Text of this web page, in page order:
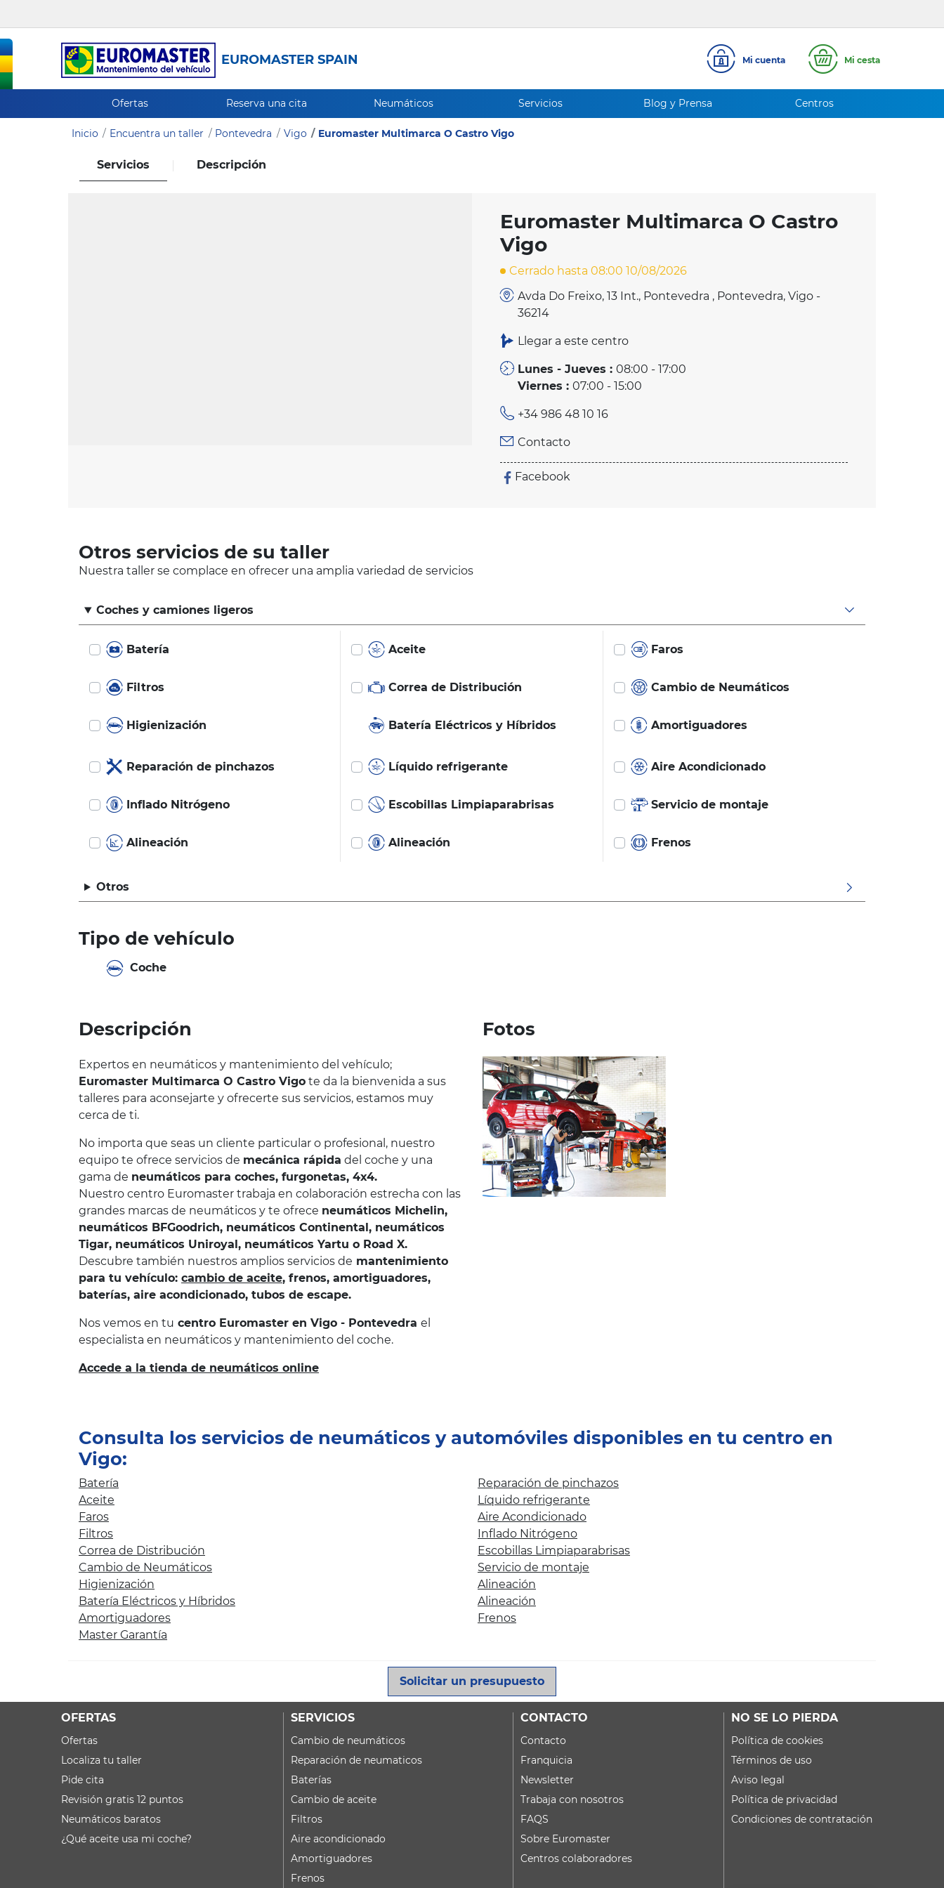
EUROMASTER SPAIN Mi cuenta Mi cesta
Ofertas Reserva una cita Neumáticos Servicios Blog y Prensa Centros
Inicio Encuentra un taller Pontevedra Vigo Euromaster Multimarca O Castro Vigo
Servicios Descripción
Euromaster Multimarca O Castro
Vigo
Cerrado hasta 08:00 10/08/2026
Avda Do Freixo, 13 Int., Pontevedra , Pontevedra, Vigo -
36214
Llegar a este centro
Lunes - Jueves :08:00 - 17:00
Viernes :07:00 - 15:00
+34 986 48 10 16
Contacto
Facebook
Otros servicios de su taller
Nuestra taller se complace en ofrecer una amplia variedad de servicios
Coches y camiones ligeros
Batería Aceite Faros
Filtros Correa de Distribución Cambio de Neumáticos
Higienización Batería Eléctricos y Híbridos Amortiguadores
Reparación de pinchazos Líquido refrigerante Aire Acondicionado
Inflado Nitrógeno Escobillas Limpiaparabrisas Servicio de montaje
Alineación Alineación Frenos
Otros
Tipo de vehículo
Coche
Descripción
Expertos en neumáticos y mantenimiento del vehículo;
Euromaster Multimarca O Castro Vigo te da la bienvenida a sus
talleres para aconsejarte y ofrecerte sus servicios, estamos muy
cerca de ti.
No importa que seas un cliente particular o profesional, nuestro
equipo te ofrece servicios de mecánica rápida del coche y una
gama de neumáticos para coches, furgonetas, 4x4.
Nuestro centro Euromaster trabaja en colaboración estrecha con las
grandes marcas de neumáticos y te ofrece neumáticos Michelin,
neumáticos BFGoodrich, neumáticos Continental, neumáticos
Tigar, neumáticos Uniroyal, neumáticos Yartu o Road X.
Descubre también nuestros amplios servicios de mantenimiento
para tu vehículo: cambio de aceite, frenos, amortiguadores,
baterías, aire acondicionado, tubos de escape.
Nos vemos en tu centro Euromaster en Vigo - Pontevedra el
especialista en neumáticos y mantenimiento del coche.
Accede a la tienda de neumáticos online
Fotos
Consulta los servicios de neumáticos y automóviles disponibles en tu centro en
Vigo:
Batería
Aceite
Faros
Filtros
Correa de Distribución
Cambio de Neumáticos
Higienización
Batería Eléctricos y Híbridos
Amortiguadores
Reparación de pinchazos
Líquido refrigerante
Aire Acondicionado
Inflado Nitrógeno
Escobillas Limpiaparabrisas
Servicio de montaje
Alineación
Alineación
Frenos
Master Garantía
Solicitar un presupuesto
OFERTAS
Ofertas
Localiza tu taller
Pide cita
Revisión gratis 12 puntos
Neumáticos baratos
¿Qué aceite usa mi coche?
SERVICIOS
Cambio de neumáticos
Reparación de neumaticos
Baterías
Cambio de aceite
Filtros
Aire acondicionado
Amortiguadores
Frenos
CONTACTO
Contacto
Franquicia
Newsletter
Trabaja con nosotros
FAQS
Sobre Euromaster
Centros colaboradores
NO SE LO PIERDA
Política de cookies
Términos de uso
Aviso legal
Política de privacidad
Condiciones de contratación